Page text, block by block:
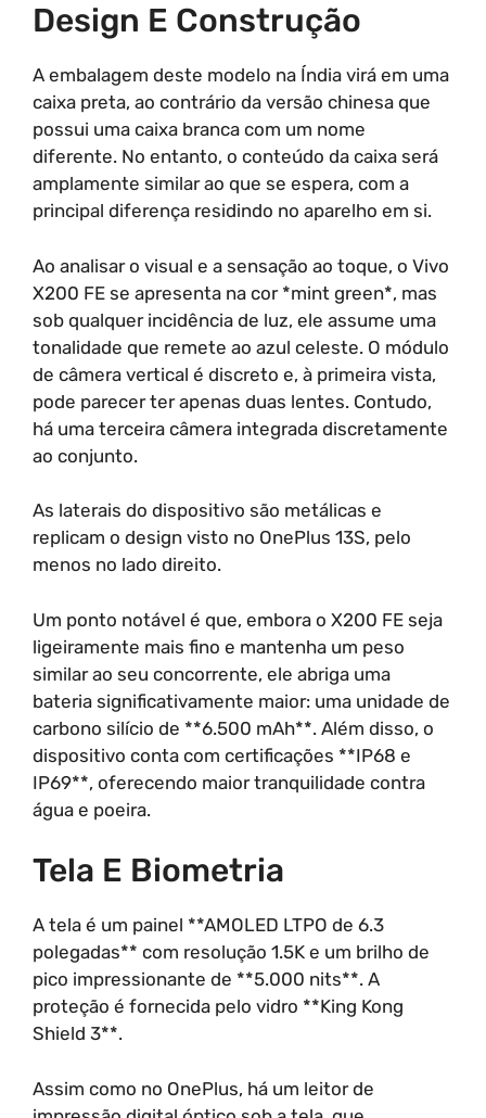
Design E Construção
A embalagem deste modelo na Índia virá em uma
caixa preta, ao contrário da versão chinesa que
possui uma caixa branca com um nome
diferente. No entanto, o conteúdo da caixa será
amplamente similar ao que se espera, com a
principal diferença residindo no aparelho em si.
Ao analisar o visual e a sensação ao toque, o Vivo
X200 FE se apresenta na cor *mint green*, mas
sob qualquer incidência de luz, ele assume uma
tonalidade que remete ao azul celeste. O módulo
de câmera vertical é discreto e, à primeira vista,
pode parecer ter apenas duas lentes. Contudo,
há uma terceira câmera integrada discretamente
ao conjunto.
As laterais do dispositivo são metálicas e
replicam o design visto no OnePlus 13S, pelo
menos no lado direito.
Um ponto notável é que, embora o X200 FE seja
ligeiramente mais fino e mantenha um peso
similar ao seu concorrente, ele abriga uma
bateria significativamente maior: uma unidade de
carbono silício de **6.500 mAh**. Além disso, o
dispositivo conta com certificações **IP68 e
IP69**, oferecendo maior tranquilidade contra
água e poeira.
Tela E Biometria
A tela é um painel **AMOLED LTPO de 6.3
polegadas** com resolução 1.5K e um brilho de
pico impressionante de **5.000 nits**. A
proteção é fornecida pelo vidro **King Kong
Shield 3**.
Assim como no OnePlus, há um leitor de